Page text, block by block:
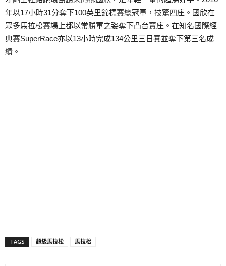
年以17小時31分奪下100英里錦標賽總冠軍，技驚四座。國欣在
眾多馬拉松賽場上都以常勝軍之姿奪下凸台寶座。在知名國際經
典賽SuperRace亦以13小時完成134公里三日賽並奪下第三名成
績。
TAGS 超級馬拉松 馬拉松